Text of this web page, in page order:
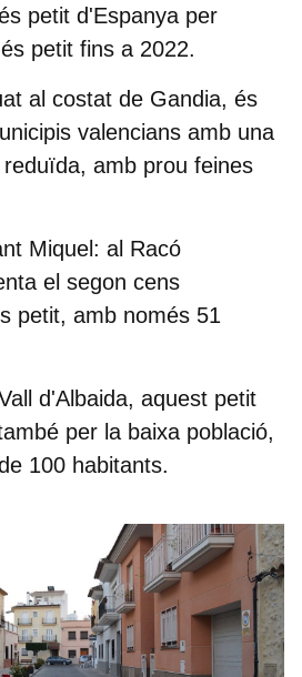
petit d'Espanya per
petit fins a 2022.
al costat de Gandia, és
valencians amb una
amb prou feines
Miquel: al Racó
el segon cens
petit, amb només 51
d'Albaida, aquest petit
per la baixa població,
100 habitants.